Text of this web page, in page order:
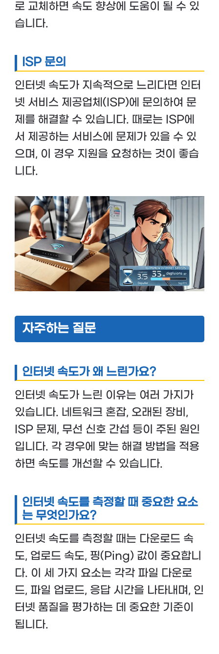
로 교체하면 속도 향상에 도움이 될 수 있
습니다.
ISP 문의
인터넷 속도가 지속적으로 느리다면 인터
넷 서비스 제공업체(ISP)에 문의하여 문
제를 해결할 수 있습니다. 때로는 ISP에
서 제공하는 서비스에 문제가 있을 수 있
으며, 이 경우 지원을 요청하는 것이 좋습
니다.
자주하는 질문
인터넷 속도가 왜 느린가요?
인터넷 속도가 느린 이유는 여러 가지가
있습니다. 네트워크 혼잡, 오래된 장비,
ISP 문제, 무선 신호 간섭 등이 주된 원인
입니다. 각 경우에 맞는 해결 방법을 적용
하면 속도를 개선할 수 있습니다.
인터넷 속도를 측정할 때 중요한 요소
는 무엇인가요?
인터넷 속도를 측정할 때는 다운로드 속
도, 업로드 속도, 핑(Ping) 값이 중요합니
다. 이 세 가지 요소는 각각 파일 다운로
드, 파일 업로드, 응답 시간을 나타내며, 인
터넷 품질을 평가하는 데 중요한 기준이
됩니다.